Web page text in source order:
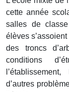
cette année
salles de
élèves
des troncs
conditions
d’autres